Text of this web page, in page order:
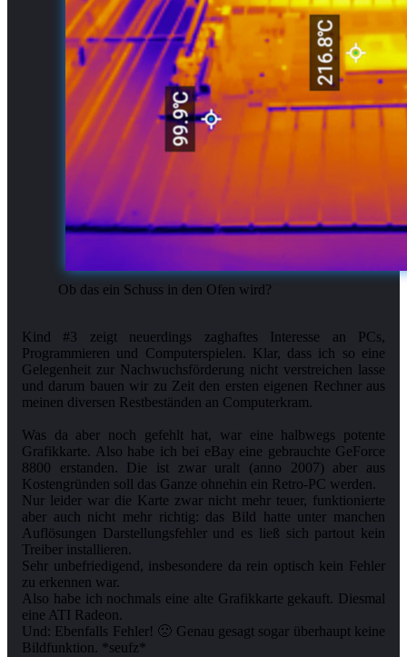
Ob das ein Schuss in den Ofen wird?
Kind #3 zeigt neuerdings zaghaftes Interesse an PCs,
Programmieren und Computerspielen. Klar, dass ich so eine
Gelegenheit zur Nachwuchsförderung nicht verstreichen lasse
und darum bauen wir zu Zeit den ersten eigenen Rechner aus
meinen diversen Restbeständen an Computerkram.
Was da aber noch gefehlt hat, war eine halbwegs potente
Grafikkarte. Also habe ich bei eBay eine gebrauchte GeForce
8800 erstanden. Die ist zwar uralt (anno 2007) aber aus
Kostengründen soll das Ganze ohnehin ein Retro-PC werden.
Nur leider war die Karte zwar nicht mehr teuer, funktionierte
aber auch nicht mehr richtig: das Bild hatte unter manchen
Auflösungen Darstellungsfehler und es ließ sich partout kein
Treiber installieren.
Sehr unbefriedigend, insbesondere da rein optisch kein Fehler
zu erkennen war.
Also habe ich nochmals eine alte Grafikkarte gekauft. Diesmal
eine ATI Radeon.
Und: Ebenfalls Fehler! 🙁 Genau gesagt sogar überhaupt keine
Bildfunktion. *seufz*